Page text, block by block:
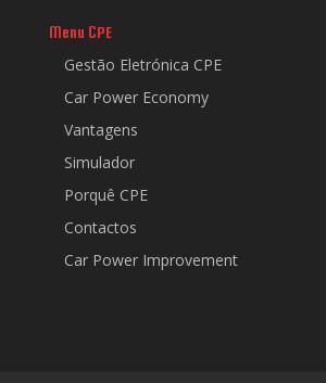
Menu CPE
Gestão Eletrónica CPE
Car Power Economy
Vantagens
Simulador
Porquê CPE
Contactos
Car Power Improvement